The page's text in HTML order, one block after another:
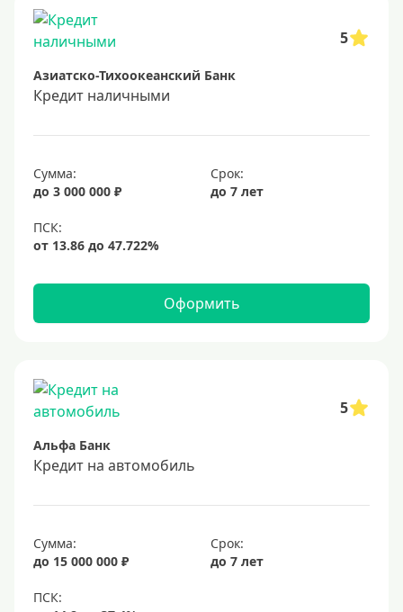
Способы выдачи
Не выходя из дома
С доставкой на дом
Наличными
В долларах США
В евро
Заемщики
Для бюджетников и госслужащих
Иностранным гражданам
Безработным
Без стажа работы
Для самозанятых
5
Азиатско-Тихоокеанский Банк
Кредит наличными
Сумма:
до 3 000 000 ₽
Срок:
до 7 лет
Оформить
5
Альфа Банк
Кредит на автомобиль
Сумма:
до 15 000 000 ₽
Срок:
до 7 лет